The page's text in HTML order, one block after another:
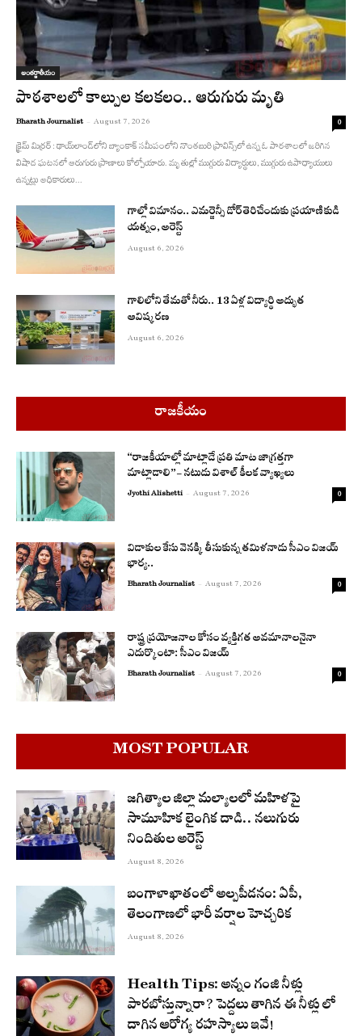
అంతర్జాతీయం
పాఠశాలలో కాల్పుల కలకలం.. ఆరుగురు మృతి
Bharath Journalist - August 7, 2026 0
క్రైమ్ మిర్రర్ : థాయ్‌లాండ్‌లోని బ్యాంకాక్ సమీపంలోని నొంతబురి ప్రావిన్స్‌లో ఉన్న ఓ పాఠశాలలో జరిగిన
విషాద ఘటనలో ఆరుగురు ప్రాణాలు కోల్పోయారు. మృతుల్లో ముగ్గురు విద్యార్థులు, ముగ్గురు ఉపాధ్యాయులు
ఉన్నట్లు అధికారులు...
గాల్లో విమానం.. ఎమర్జెన్సీ డోర్ తెరిచేందుకు ప్రయాణికుడి
యత్నం, అరెస్ట్
August 6, 2026
గాలిలోని తేమతో నీరు.. 13 ఏళ్ల విద్యార్థి అద్భుత
ఆవిష్కరణ
August 6, 2026
రాజకీయం
“రాజకీయాల్లో మాట్లాడే ప్రతి మాట జాగ్రత్తగా
మాట్లాడాలి”- నటుడు విశాల్ కీలక వ్యాఖ్యలు
Jyothi Alishetti - August 7, 2026 0
విడాకుల కేసు వెనక్కి తీసుకున్న తమిళనాడు సీఎం విజయ్
భార్య..
Bharath Journalist - August 7, 2026 0
రాష్ట్ర ప్రయోజనాల కోసం వ్యక్తిగత అవమానాలనైనా
ఎదుర్కొంటా: సీఎం విజయ్
Bharath Journalist - August 7, 2026 0
MOST POPULAR
జగిత్యాల జిల్లా మల్యాలలో మహిళపై
సామూహిక లైంగిక దాడి.. నలుగురు
నిందితుల అరెస్ట్
August 8, 2026
బంగాళాఖాతంలో అల్పపీడనం: ఏపీ,
తెలంగాణలో భారీ వర్షాల హెచ్చరిక
August 8, 2026
Health Tips: అన్నం గంజి నీళ్లు
పారబోస్తున్నారా? పెద్దలు తాగిన ఈ నీళ్లు లో
దాగిన ఆరోగ్య రహస్యాలు ఇవే!